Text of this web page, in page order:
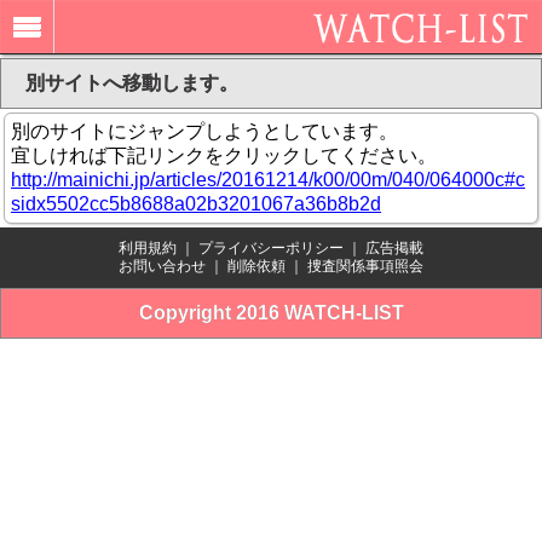
別サイトへ移動します。
別のサイトにジャンプしようとしています。
宜しければ下記リンクをクリックしてください。
http://mainichi.jp/articles/20161214/k00/00m/040/064000c#c
sidx5502cc5b8688a02b3201067a36b8b2d
利用規約 プライバシーポリシー
広告掲載
お問い合わせ
削除依頼 捜査関係事項照会
Copyright 2016 WATCH-LIST